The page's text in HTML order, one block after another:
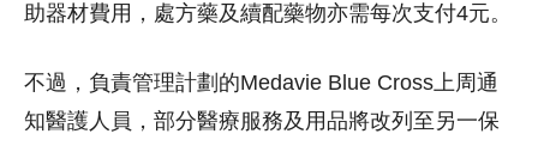
助器材費用，處方藥及續配藥物亦需每次支付4元。
不過，負責管理計劃的Medavie Blue Cross上周通
知醫護人員，部分醫療服務及用品將改列至另一保